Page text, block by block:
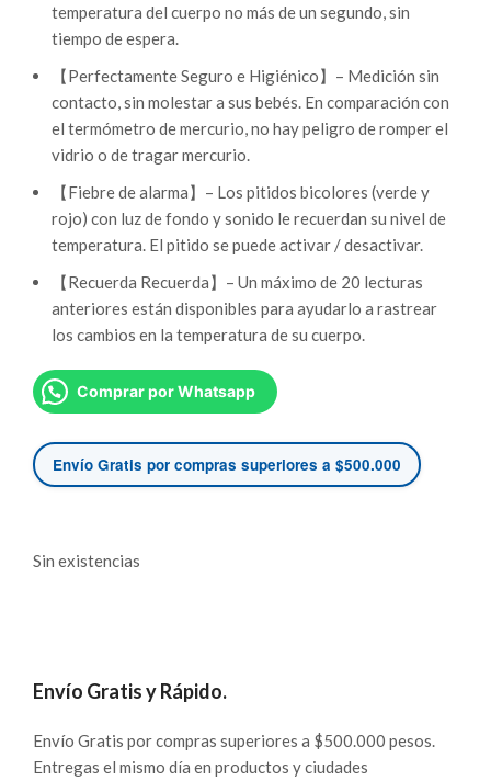
temperatura del cuerpo no más de un segundo, sin
tiempo de espera.
【Perfectamente Seguro e Higiénico】– Medición sin
contacto, sin molestar a sus bebés. En comparación con
el termómetro de mercurio, no hay peligro de romper el
vidrio o de tragar mercurio.
【Fiebre de alarma】– Los pitidos bicolores (verde y
rojo) con luz de fondo y sonido le recuerdan su nivel de
temperatura. El pitido se puede activar / desactivar.
【Recuerda Recuerda】– Un máximo de 20 lecturas
anteriores están disponibles para ayudarlo a rastrear
los cambios en la temperatura de su cuerpo.
Comprar por Whatsapp
Envío Gratis por compras superiores a $500.000
Sin existencias
Envío Gratis y Rápido.
Envío Gratis por compras superiores a $500.000 pesos.
Entregas el mismo día en productos y ciudades